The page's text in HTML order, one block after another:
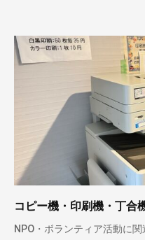
コピー機・印刷機・丁合
NPO・ボランティア活動に